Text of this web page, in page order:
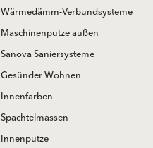
Wärmedämm-Verbundsysteme
Maschinenputze außen
Sanova Saniersysteme
Gesünder Wohnen
Innenfarben
Spachtelmassen
Innenputze